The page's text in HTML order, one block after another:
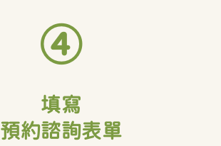
④
填寫
預約諮詢表單